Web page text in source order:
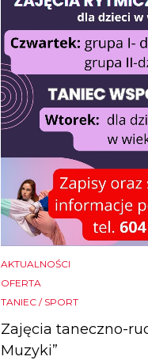
AKTUALNOŚCI
OFERTA
TANIEC / SPORT
Zajęcia taneczno-
Muzyki”